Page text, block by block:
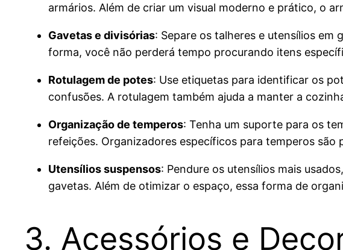
armários. Além de criar um visual moderno e prático, o
Gavetas e divisórias: Separe os talheres e utensílios em
forma, você não perderá tempo procurando itens
Rotulagem de potes: Use etiquetas para identificar os
confusões. A rotulagem também ajuda a manter a
Organização de temperos: Tenha um suporte para os
refeições. Organizadores específicos para temperos
Utensílios suspensos: Pendure os utensílios mais
gavetas. Além de otimizar o espaço, essa forma de
3. Acessórios e